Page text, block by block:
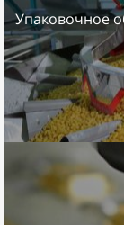
Упаковочное